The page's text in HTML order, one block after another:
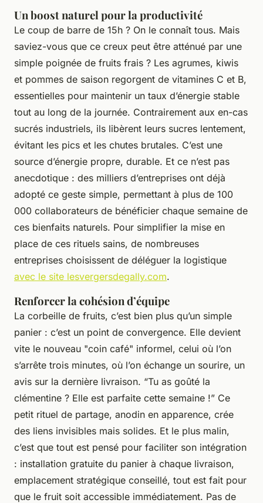
Un boost naturel pour la productivité
Le coup de barre de 15h ? On le connaît tous. Mais
saviez-vous que ce creux peut être atténué par une
simple poignée de fruits frais ? Les agrumes, kiwis
et pommes de saison regorgent de vitamines C et B,
essentielles pour maintenir un taux d’énergie stable
tout au long de la journée. Contrairement aux en-cas
sucrés industriels, ils libèrent leurs sucres lentement,
évitant les pics et les chutes brutales. C’est une
source d’énergie propre, durable. Et ce n’est pas
anecdotique : des milliers d’entreprises ont déjà
adopté ce geste simple, permettant à plus de 100
000 collaborateurs de bénéficier chaque semaine de
ces bienfaits naturels. Pour simplifier la mise en
place de ces rituels sains, de nombreuses
entreprises choisissent de déléguer la logistique
avec le site lesvergersdegally.com.
Renforcer la cohésion d’équipe
La corbeille de fruits, c’est bien plus qu’un simple
panier : c’est un point de convergence. Elle devient
vite le nouveau "coin café" informel, celui où l’on
s’arrête trois minutes, où l’on échange un sourire, un
avis sur la dernière livraison. “Tu as goûté la
clémentine ? Elle est parfaite cette semaine !” Ce
petit rituel de partage, anodin en apparence, crée
des liens invisibles mais solides. Et le plus malin,
c’est que tout est pensé pour faciliter son intégration
: installation gratuite du panier à chaque livraison,
emplacement stratégique conseillé, tout est fait pour
que le fruit soit accessible immédiatement. Pas de